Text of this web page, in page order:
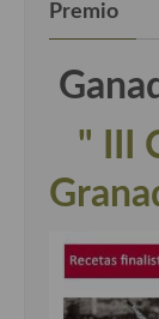
Premio
" III